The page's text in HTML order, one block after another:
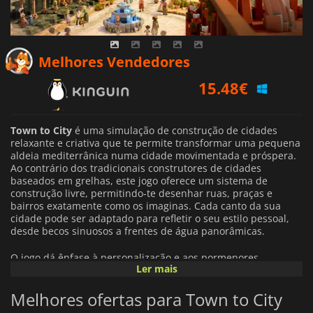
Melhores Vendedores
16.41€
17.25€
Town to City é uma simulação de construção de cidades
relaxante e criativa que te permite transformar uma pequena
aldeia mediterrânica numa cidade movimentada e próspera.
Ao contrário dos tradicionais construtores de cidades
baseados em grelhas, este jogo oferece um sistema de
construção livre, permitindo-te desenhar ruas, praças e
bairros exatamente como os imaginas. Cada canto da sua
cidade pode ser adaptado para refletir o seu estilo pessoal,
desde becos sinuosos a frentes de água panorâmicas.
O jogo dá ênfase à personalização e aos pormenores
estéticos. Os jogadores podem decorar as suas cidades com
jardins, iluminação e fachadas de edifícios únicos, tudo isto
realçado com gráficos encantadores ao estilo voxel. O
Ler mais
Melhores ofertas para Town to City